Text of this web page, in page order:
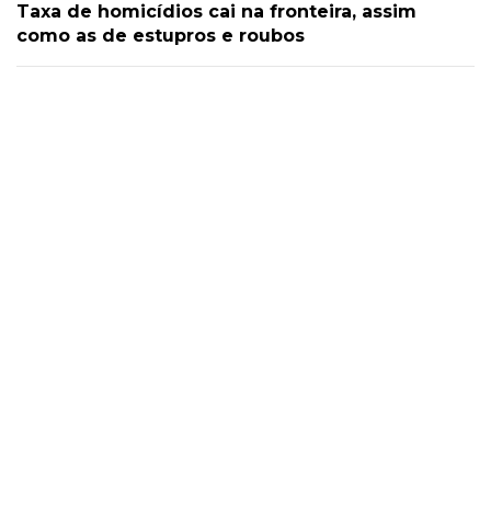
Taxa de homicídios cai na fronteira, assim
como as de estupros e roubos